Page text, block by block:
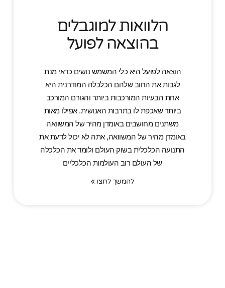
הלוואות למוגבלים
בהוצאה לפועל
הוצאה לפועל היא כלי המשמש נושים כדאי מנת
לגבות את החוב שלהם הכלכלה המודרנית היא
אחת הבעיות המורכבות ביותר והגורם המורכב
ביותר שאכפת לו בתרבות האנושית. אפילו מאות
משתנים מחושבים באומדן מהיר של המשוואה
באומדן מהיר של המשוואה, אתה לא יכול לדעת את
התנועה הכלכלית בשוק העולם ולומד את הכלכלה
של העולם רוב העולמות הכלכליים
להמשך לחצו »